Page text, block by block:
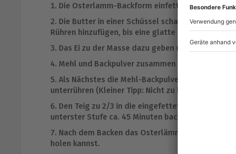
Die Osterlamm-Backform einfetten und mit
Die Butter in einer Schüssel schaumig
Rühren hinzufügen, bis eine glatte Masse entsteht.
Das Ei zu der Masse dazu geben und ca. 1
Mehl und Backpulver zusammen in eine Schüssel
Als Nächstes die Mehl-Backpulver-Mischung
unterrühren (Kleiner Tipp: Nicht zu lange rühren,
Den Teig zu 2/3 in die eingefettete Osterlamm-
unterster Stufe ca. 45 Minuten backen.
Nach dem Backen das Osterlämmchen in der
holen kannst.